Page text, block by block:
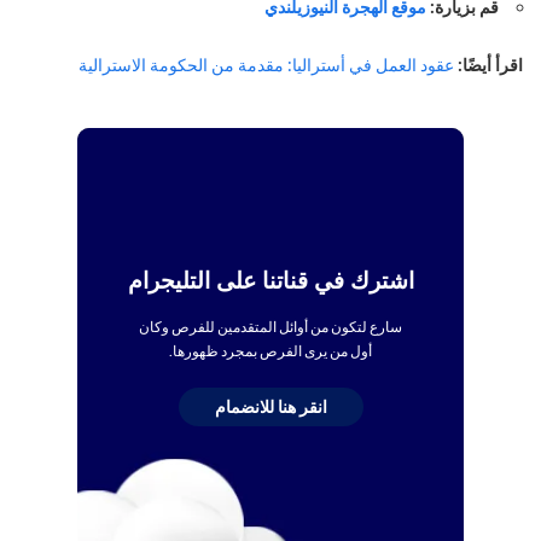
قم بزيارة: موقع الهجرة النيوزيلندي
اقرأ أيضًا: عقود العمل في أستراليا: مقدمة من الحكومة الاسترالية
اشترك في قناتنا على التليجرام
سارع لتكون من أوائل المتقدمين للفرص وكان
أول من يرى الفرص بمجرد ظهورها.
انقر هنا للانضمام